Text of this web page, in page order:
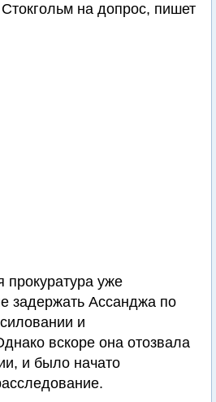
на допрос, пишет
прокуратура уже
задержать Ассанджа по
и
вскоре она отозвала
и было начато